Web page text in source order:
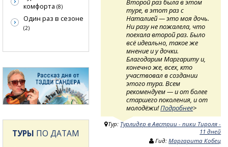
Второй раз была в этом
туре, в этот раз с
Наталией — это моя дочь.
Ни разу не пожалела, что
поехала второй раз. Было
всё идеально, такое же
мнение и у дочки.
Благодарим Маргариту и,
конечно же, всех, кто
участвовал в создании
этого тура. Всем
рекомендуем — и от более
старшего поколения, и от
молодёжи!Подробнее>
Тур: Турлидер в Австрии - пики Тироля -
11 дней
Гид:Маргарита Кобец
комфорта (8)
Один раз в сезоне
(2)
ТУРЫ ПО ДАТАМ